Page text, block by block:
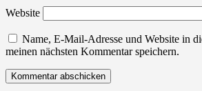
Website
Name, E-Mail-Adresse und Website in
meinen nächsten Kommentar speichern.